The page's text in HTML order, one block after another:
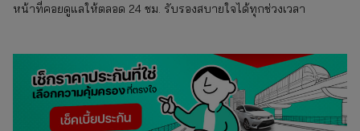
หน้าที่คอยดูแลให้ตลอด 24 ชม. รับรองสบายใจได้ทุกช่วงเวลา